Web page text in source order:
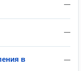
—
—
—
в